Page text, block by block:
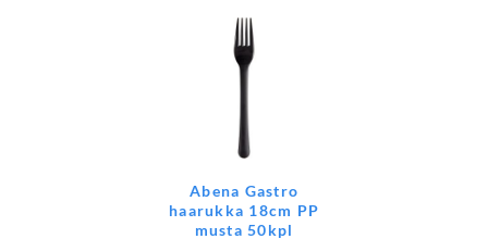
Abena Gastro
haarukka 18cm PP
musta 50kpl